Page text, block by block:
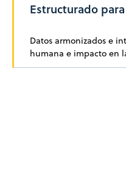
Estructurado
Datos armonizados e
humana e impacto en